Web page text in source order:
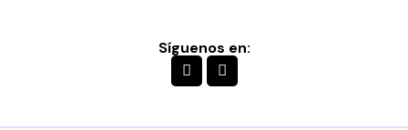
Síguenos en: